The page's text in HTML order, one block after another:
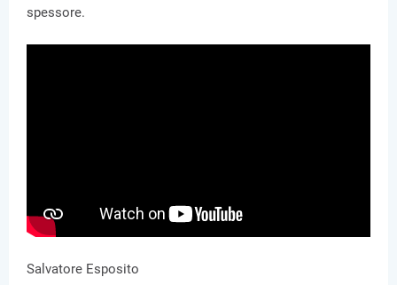
spessore.
Salvatore Esposito